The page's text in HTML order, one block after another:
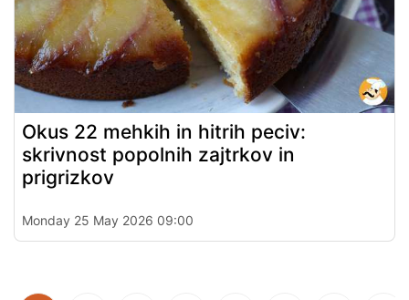
Okus 22 mehkih in hitrih peciv:
skrivnost popolnih zajtrkov in
prigrizkov
Monday 25 May 2026 09:00